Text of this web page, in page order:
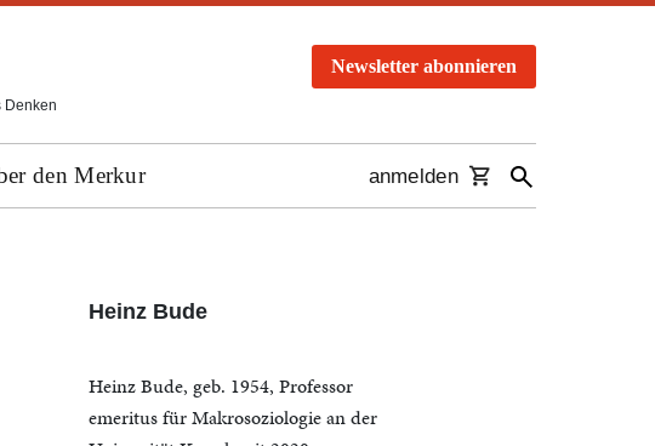
Denken
Newsletter abonnieren
den Merkur anmelden
Heinz Bude
Heinz Bude, geb. 1954, Professor
emeritus für Makrosoziologie an der